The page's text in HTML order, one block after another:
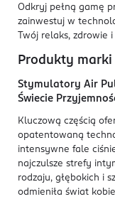
Odkryj pełną gamę
zainwestuj w
Twój relaks, zdrowie
Produkty
Stymulatory Air
Świecie
Kluczową częścią
opatentowaną
intensywne fale
najczulsze strefy
rodzaju, głębokich i
odmieniła świat